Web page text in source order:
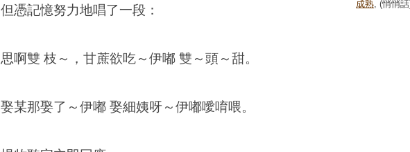
但憑記憶努力地唱了一段：
思啊雙 枝～，甘蔗欲吃～伊嘟 雙～頭～甜。
娶某那娶了～伊嘟 娶細姨呀～伊嘟噯唷喂。
成熟 , (悄悄